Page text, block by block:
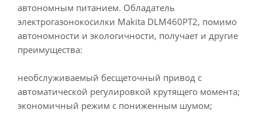
автономным питанием. Обладатель
электрогазонокосилки Makita DLM460PT2, помимо
автономности и экологичности, получает и другие
преимущества:
необслуживаемый бесщеточный привод с
автоматической регулировкой крутящего момента;
экономичный режим с пониженным шумом;